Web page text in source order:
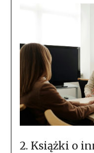
2. Książki o